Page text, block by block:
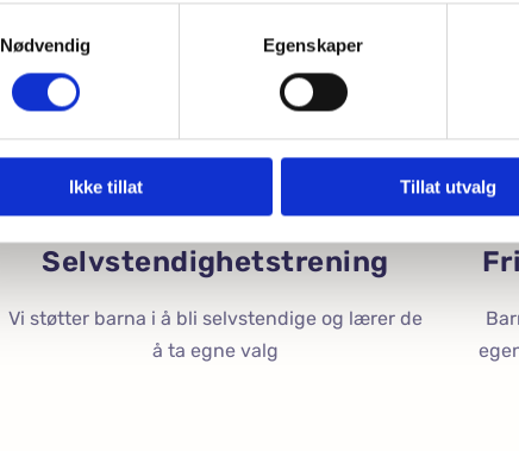
Nødvendig
Egenskaper
Ikke tillat Tillat utvalg
Selvstendighetstrening
Vi støtter barna i å bli selvstendige og lærer de
å ta egne valg